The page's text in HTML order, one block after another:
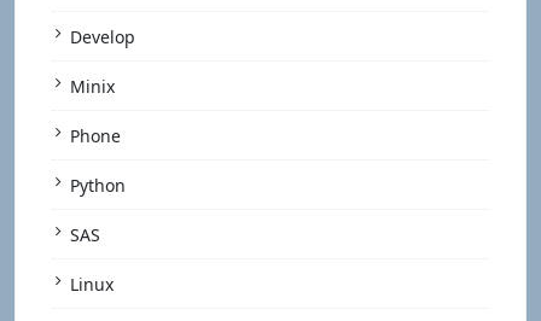
Develop
Minix
Phone
Python
SAS
Linux